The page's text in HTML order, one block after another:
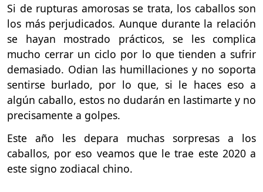
Si de rupturas amorosas se trata, los caballos son
los más perjudicados. Aunque durante la relación
se hayan mostrado prácticos, se les complica
mucho cerrar un ciclo por lo que tienden a sufrir
demasiado. Odian las humillaciones y no soporta
sentirse burlado, por lo que, si le haces eso a
algún caballo, estos no dudarán en lastimarte y no
precisamente a golpes.
Este año les depara muchas sorpresas a los
caballos, por eso veamos que le trae este 2020 a
este signo zodiacal chino.